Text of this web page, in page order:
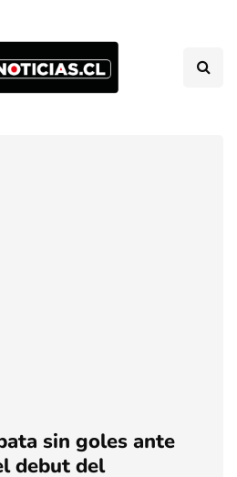
sin goles ante
debut del